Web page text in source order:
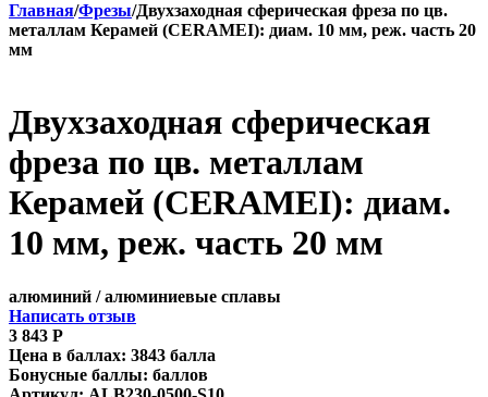
Главная/Фрезы/Двухзаходная сферическая фреза по цв.
металлам Керамей (CERAMEI): диам. 10 мм, реж. часть 20
мм
Двухзаходная сферическая
фреза по цв. металлам
Керамей (CERAMEI): диам.
10 мм, реж. часть 20 мм
алюминий / алюминиевые сплавы
Написать отзыв
3 843 Р
Цена в баллах: 3843 балла
Бонусные баллы: баллов